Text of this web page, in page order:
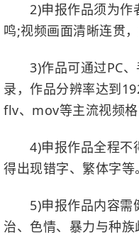
2)申报作品须为作者
鸣;视频画面清晰连贯
3)作品可通过PC、
录，作品分辨率达到
flv、mov等主流视频格
4)申报作品全程不得
得出现错字、繁体字等
5)申报作品内容需健
治、色情、暴力与种族